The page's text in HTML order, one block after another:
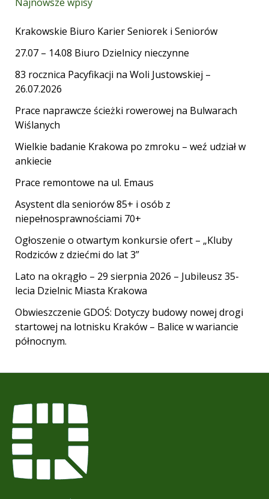
Krakowskie Biuro Karier Seniorek i Seniorów
27.07 – 14.08 Biuro Dzielnicy nieczynne
83 rocznica Pacyfikacji na Woli Justowskiej –
26.07.2026
Prace naprawcze ścieżki rowerowej na Bulwarach
Wiślanych
Wielkie badanie Krakowa po zmroku – weź udział w
ankiecie
Prace remontowe na ul. Emaus
Asystent dla seniorów 85+ i osób z
niepełnosprawnościami 70+
Ogłoszenie o otwartym konkursie ofert – „Kluby
Rodziców z dziećmi do lat 3”
Lato na okrągło – 29 sierpnia 2026 – Jubileusz 35-
lecia Dzielnic Miasta Krakowa
Obwieszczenie GDOŚ: Dotyczy budowy nowej drogi
startowej na lotnisku Kraków – Balice w wariancie
północnym.